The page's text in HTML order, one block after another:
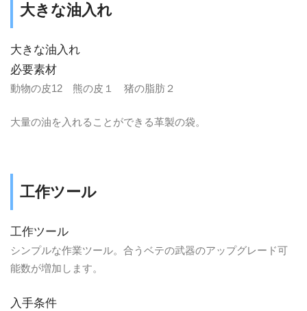
大きな油入れ
大きな油入れ
必要素材
動物の皮12 熊の皮１ 猪の脂肪２
大量の油を入れることができる革製の袋。
工作ツール
工作ツール
シンプルな作業ツール。合うベテの武器のアップグレード可
能数が増加します。
入手条件